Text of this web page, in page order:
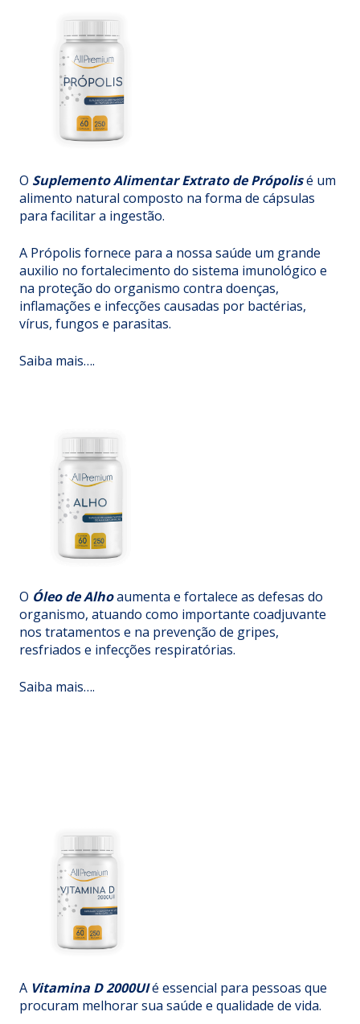
O Suplemento Alimentar Extrato de Própolisé um
alimento natural composto na forma de cápsulas
para facilitar a ingestão.
A Própolis fornece para a nossa saúde um grande
auxilio no fortalecimento do sistema imunológico e
na proteção do organismo contra doenças,
inflamações e infecções causadas por bactérias,
vírus, fungos e parasitas.
Saiba mais….
O Óleo de Alhoaumenta e fortalece as defesas do
organismo, atuando como importante coadjuvante
nos tratamentos e na prevenção de gripes,
resfriados e infecções respiratórias.
Saiba mais….
A Vitamina D 2000UIé essencial para pessoas que
procuram melhorar sua saúde e qualidade de vida.